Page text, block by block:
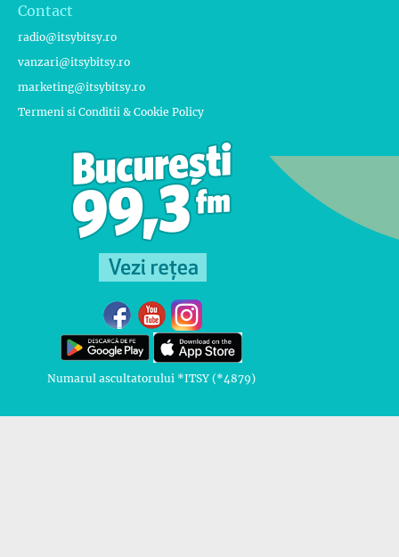
Contact
radio@itsybitsy.ro
vanzari@itsybitsy.ro
marketing@itsybitsy.ro
Termeni si Conditii & Cookie Policy
Numarul ascultatorului *ITSY (*4879)